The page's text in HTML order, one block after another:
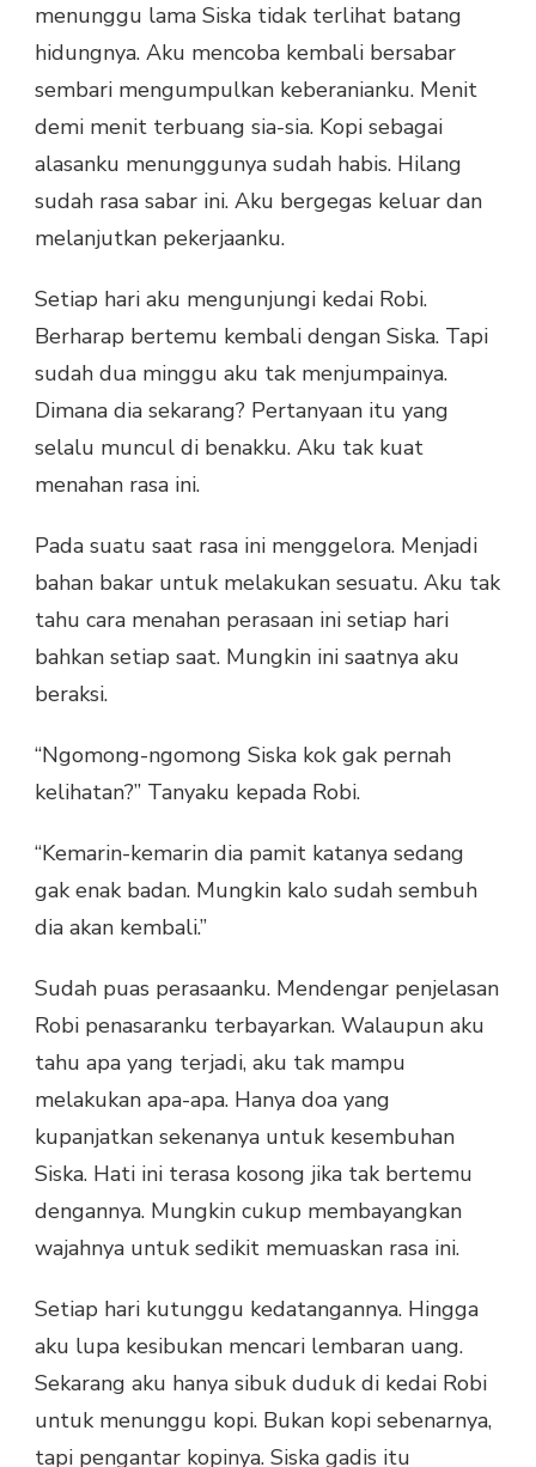
menunggu lama Siska tidak terlihat batang
hidungnya. Aku mencoba kembali bersabar
sembari mengumpulkan keberanianku. Menit
demi menit terbuang sia-sia. Kopi sebagai
alasanku menunggunya sudah habis. Hilang
sudah rasa sabar ini. Aku bergegas keluar dan
melanjutkan pekerjaanku.
Setiap hari aku mengunjungi kedai Robi.
Berharap bertemu kembali dengan Siska. Tapi
sudah dua minggu aku tak menjumpainya.
Dimana dia sekarang? Pertanyaan itu yang
selalu muncul di benakku. Aku tak kuat
menahan rasa ini.
Pada suatu saat rasa ini menggelora. Menjadi
bahan bakar untuk melakukan sesuatu. Aku tak
tahu cara menahan perasaan ini setiap hari
bahkan setiap saat. Mungkin ini saatnya aku
beraksi.
“Ngomong-ngomong Siska kok gak pernah
kelihatan?” Tanyaku kepada Robi.
“Kemarin-kemarin dia pamit katanya sedang
gak enak badan. Mungkin kalo sudah sembuh
dia akan kembali.”
Sudah puas perasaanku. Mendengar penjelasan
Robi penasaranku terbayarkan. Walaupun aku
tahu apa yang terjadi, aku tak mampu
melakukan apa-apa. Hanya doa yang
kupanjatkan sekenanya untuk kesembuhan
Siska. Hati ini terasa kosong jika tak bertemu
dengannya. Mungkin cukup membayangkan
wajahnya untuk sedikit memuaskan rasa ini.
Setiap hari kutunggu kedatangannya. Hingga
aku lupa kesibukan mencari lembaran uang.
Sekarang aku hanya sibuk duduk di kedai Robi
untuk menunggu kopi. Bukan kopi sebenarnya,
tapi pengantar kopinya. Siska gadis itu